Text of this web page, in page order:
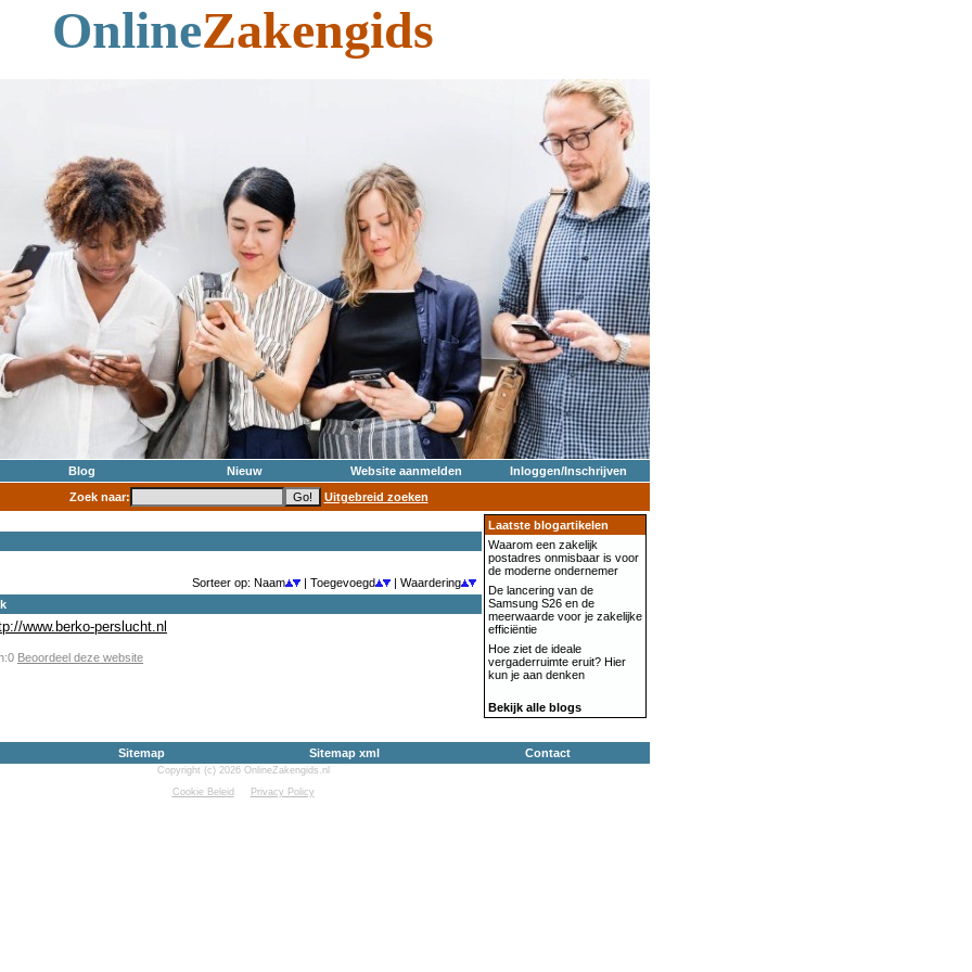
OnlineZakengids
Blog Nieuw Website aanmelden
Inloggen/Inschrijven
Zoek naar:
Uitgebreid zoeken
Sorteer op: Naam | Toegevoegd
| Waardering
www.berko-perslucht.nl
Beoordeel deze website
Laatste blogartikelen
Waarom een zakelijk
postadres onmisbaar is voor
de moderne ondernemer
De lancering van de
Samsung S26 en de
meerwaarde voor je zakelijke
efficiëntie
Hoe ziet de ideale
vergaderruimte eruit? Hier
kun je aan denken
Bekijk alle blogs
Sitemap Sitemap xml Contact
Copyright (c) 2026 OnlineZakengids.nl
Cookie Beleid
Privacy Policy